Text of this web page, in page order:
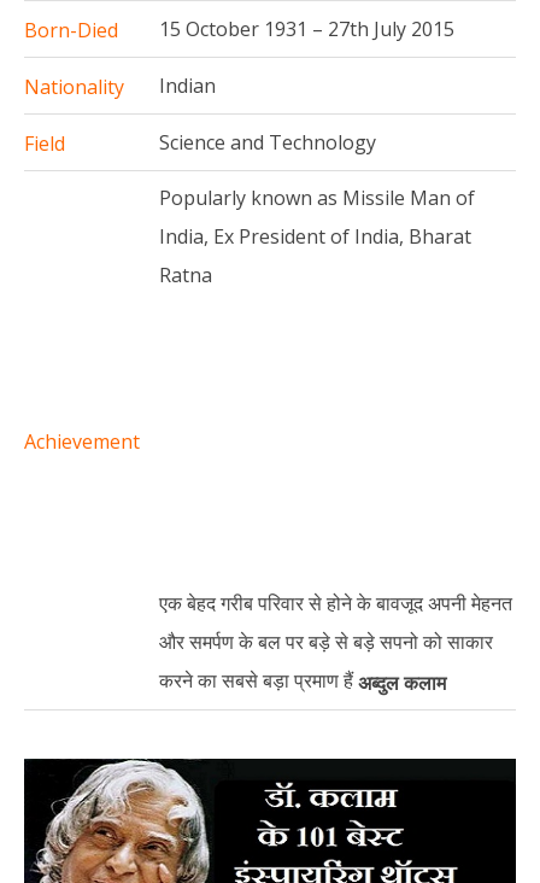
Born-Died 15 October 1931 – 27th July 2015
Nationality Indian
Field Science and Technology
Achievement
Popularly known as Missile Man of
India, Ex President of India, Bharat
Ratna
एक बेहद गरीब परिवार से होने के बावजूद अपनी मेहनत
और समर्पण के बल पर बड़े से बड़े सपनो को साकार
करने का सबसे बड़ा प्रमाण हैंअब्दुलकलाम